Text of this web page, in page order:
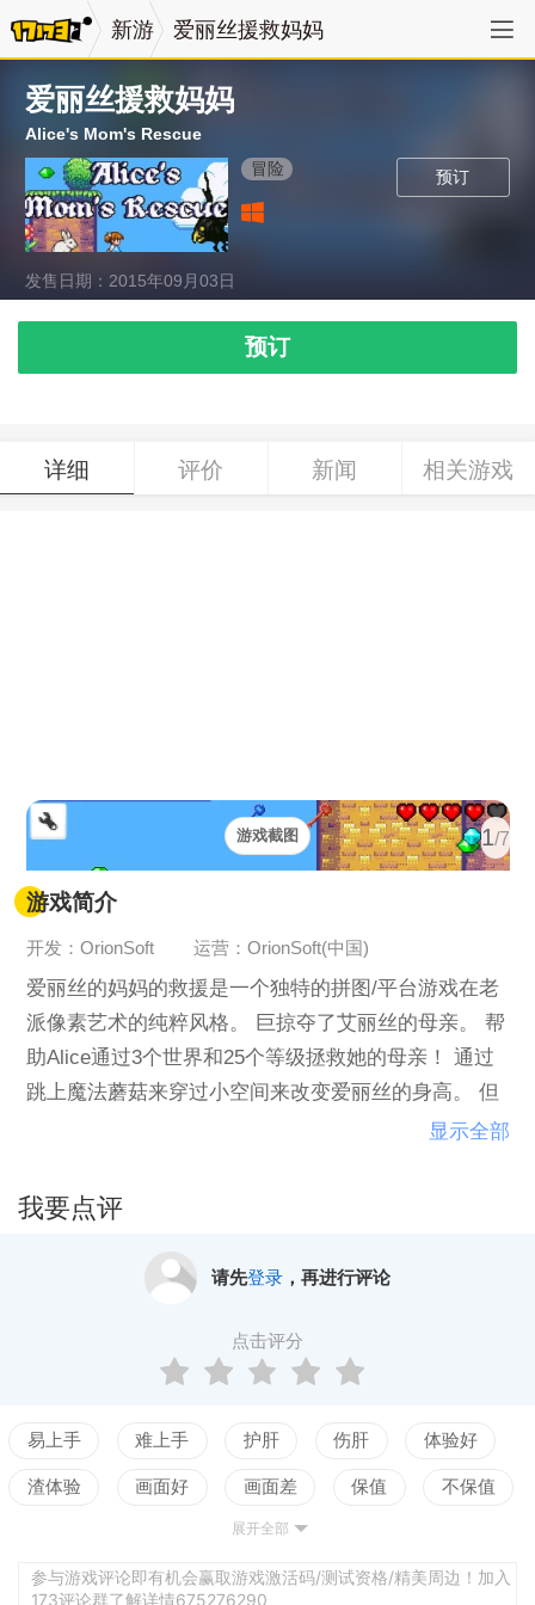
新游 爱丽丝援救妈妈
爱丽丝援救妈妈
Alice's Mom's Rescue
预订
冒险
发售日期：2015年09月03日
预订
详细 评价 新闻 相关游戏
1/7
游戏截图
游戏简介
开发：OrionSoft 运营：OrionSoft(中国)
爱丽丝的妈妈的救援是一个独特的拼图/平台游戏在老
派像素艺术的纯粹风格。 巨掠夺了艾丽丝的母亲。 帮
助Alice通过3个世界和25个等级拯救她的母亲！ 通过
跳上魔法蘑菇来穿过小空间来改变爱丽丝的身高。 但
请注意小尺寸也会影响Alice的身体素质！ 解决谜题，
的胜利之路。
显示全部
我要点评
请先登录，再进行评论
点击评分
易上手 难上手 护肝 伤肝 体验好
渣体验 画面好 画面差 保值 不保值
测试
展开全部
参与游戏评论即有机会赢取游戏激活码/测试资格/精美周边！加入
173评论群了解详情675276290